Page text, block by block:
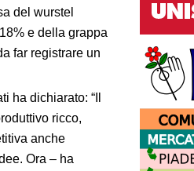
del wurstel
e della grappa
far registrare un
ha dichiarato: “Il
ricco,
anche
Ora – ha